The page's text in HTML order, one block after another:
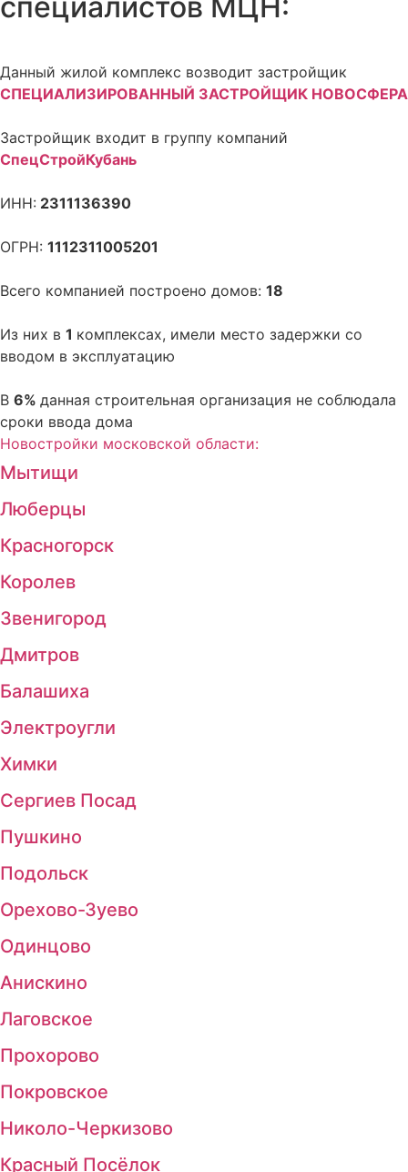
Данный жилой комплекс возводит застройщик
СПЕЦИАЛИЗИРОВАННЫЙ ЗАСТРОЙЩИК НОВОСФЕРА
Застройщик входит в группу компаний
СпецСтройКубань
ИНН: 2311136390
ОГРН: 1112311005201
Всего компанией построено домов: 18
Из них в 1 комплексах, имели место задержки со
вводом в эксплуатацию
В 6% данная строительная организация не соблюдала
сроки ввода дома
Новостройки московской области:
Мытищи
Люберцы
Красногорск
Королев
Звенигород
Дмитров
Балашиха
Электроугли
Химки
Сергиев Посад
Пушкино
Подольск
Орехово-Зуево
Одинцово
Анискино
Лаговское
Прохорово
Покровское
Николо-Черкизово
Красный Посёлок